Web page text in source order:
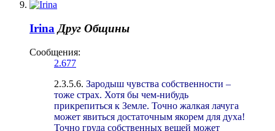
Irina Друг Общины
Сообщения:
2.677
2.3.5.6. Зародыш чувства собственности –
тоже страх. Хотя бы чем-нибудь
прикрепиться к Земле. Точно жалкая лачуга
может явиться достаточным якорем для духа!
Точно груда собственных вещей может